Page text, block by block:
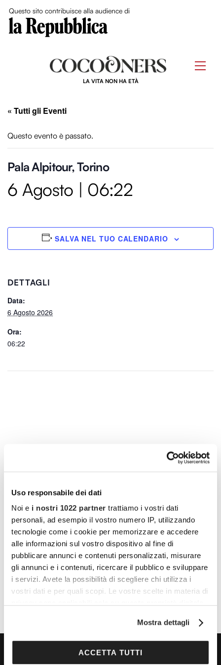
Uso responsabile dei dati
Noi e i nostri 1022 partner trattiamo i vostri dati
personali, ad esempio il vostro numero IP, utilizzando
tecnologie come i cookie per memorizzare e accedere
alle informazioni sul vostro dispositivo al fine di
pubblicare annunci e contenuti personalizzati, misurare
gli annunci e i contenuti, ricercare il pubblico e sviluppare
i servizi. Avete la possibilità di scegliere chi utilizza i
vostri dati e per quali scopi. Le vostre scelte in materia di
modificare o revocare il proprio consenso in qualsiasi
sull'icona di attivazione della privacy.
Mostra dettagli
ACCETTA TUTTI
Questo sito contribuisce alla audience di
LA VITA NON HA ETÀ
« Tutti gli Eventi
Questo evento è passato.
Pala Alpitour, Torino
6 Agosto | 06:22
SALVA NEL TUO CALENDARIO
DETTAGLI
Data:
6 Agosto 2026
Ora:
06:22
LUOGO
Pala Alpitour, Torino
Corso Sebastopoli, 123 Torino
Torino
+ Google Maps